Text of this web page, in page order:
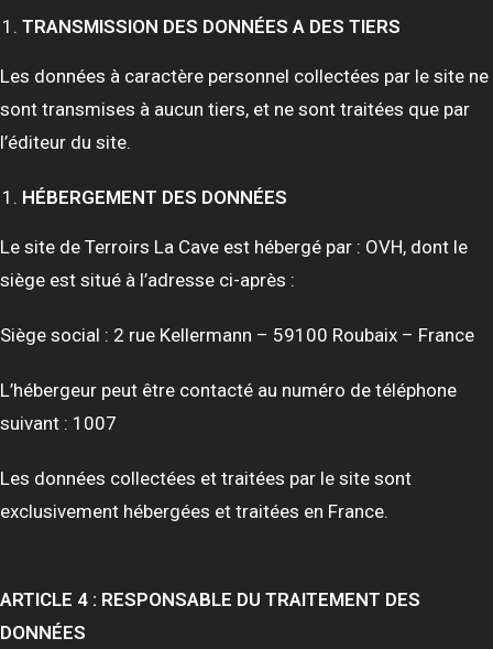
TRANSMISSION DES DONNÉES A DES TIERS
Les données à caractère personnel collectées par le site ne
sont transmises à aucun tiers, et ne sont traitées que par
l’éditeur du site.
HÉBERGEMENT DES DONNÉES
Le site de Terroirs La Cave est hébergé par : OVH, dont le
siège est situé à l’adresse ci-après :
Siège social : 2 rue Kellermann – 59100 Roubaix – France
L’hébergeur peut être contacté au numéro de téléphone
suivant : 1007
Les données collectées et traitées par le site sont
exclusivement hébergées et traitées en France.
ARTICLE 4 : RESPONSABLE DU TRAITEMENT DES
DONNÉES